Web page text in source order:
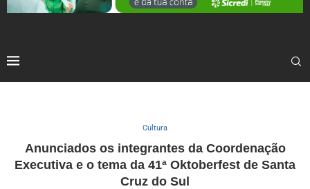
Cultura
Anunciados os integrantes da Coordenação
Executiva e o tema da 41ª Oktoberfest de Santa
Cruz do Sul